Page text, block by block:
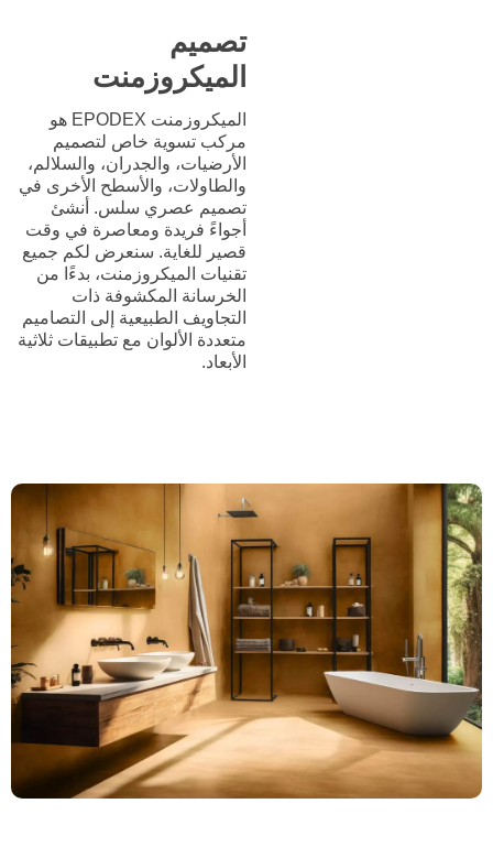
تصميم
الميكروزمنت
الميكروزمنت EPODEX هو
مركب تسوية خاص لتصميم
الأرضيات، والجدران، والسلالم،
والطاولات، والأسطح الأخرى في
تصميم عصري سلس. أنشئ
أجواءً فريدة ومعاصرة في وقت
قصير للغاية. سنعرض لكم جميع
تقنيات الميكروزمنت، بدءًا من
الخرسانة المكشوفة ذات
التجاويف الطبيعية إلى التصاميم
متعددة الألوان مع تطبيقات ثلاثية
الأبعاد.